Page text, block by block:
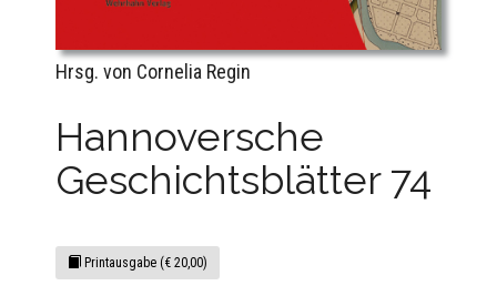
Hrsg. von Cornelia Regin
Hannoversche
Geschichtsblätter 74
Printausgabe (€ 20,00)